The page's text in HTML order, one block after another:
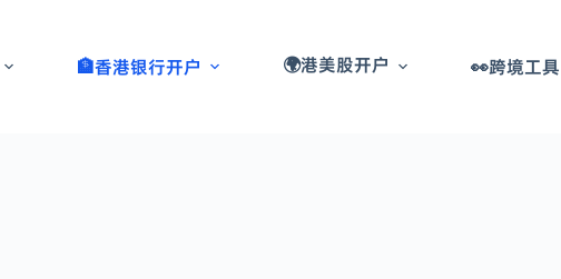
🏦香港银行开户 🌍港美股开户 👀跨境工具